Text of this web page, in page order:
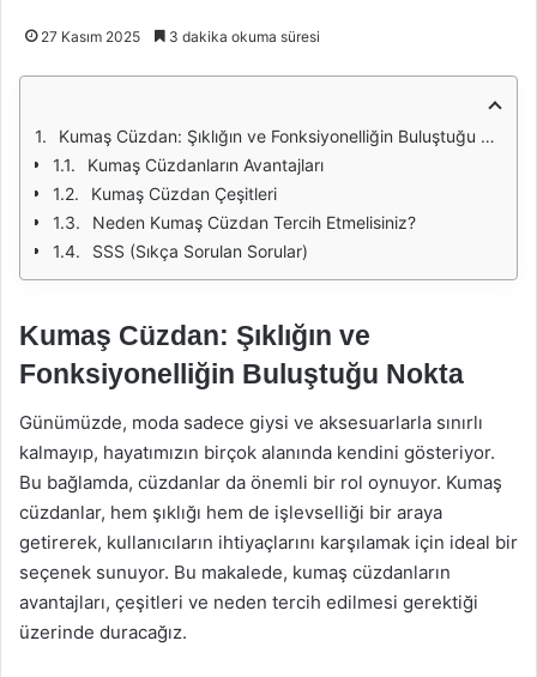
27 Kasım 2025 3 dakika okuma süresi
Kumaş Cüzdan: Şıklığın ve Fonksiyonelliğin Buluştuğu Nokta
Kumaş Cüzdanların Avantajları
Kumaş Cüzdan Çeşitleri
Neden Kumaş Cüzdan Tercih Etmelisiniz?
SSS (Sıkça Sorulan Sorular)
Kumaş Cüzdan: Şıklığın ve
Fonksiyonelliğin Buluştuğu Nokta
Günümüzde, moda sadece giysi ve aksesuarlarla sınırlı
kalmayıp, hayatımızın birçok alanında kendini gösteriyor.
Bu bağlamda, cüzdanlar da önemli bir rol oynuyor. Kumaş
cüzdanlar, hem şıklığı hem de işlevselliği bir araya
getirerek, kullanıcıların ihtiyaçlarını karşılamak için ideal bir
seçenek sunuyor. Bu makalede, kumaş cüzdanların
avantajları, çeşitleri ve neden tercih edilmesi gerektiği
üzerinde duracağız.